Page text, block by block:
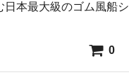
本最大級のゴム風船シ
0